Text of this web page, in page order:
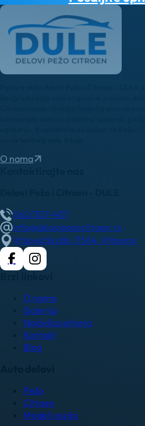
O nama
O nama
Galerija
Najčešća pitanja
Kontakt
Blog
Pežo
Citroen
Modeli vozila
062/307-407
info@delovipezocitroen.rs
Vrbovačka bb, 11564, Vrbovno